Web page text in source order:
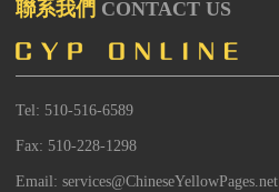
聯系我們 CONTACT US
Tel: 510-516-6589
Fax: 510-228-1298
Email: services@ChineseYellowPages.net